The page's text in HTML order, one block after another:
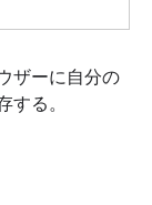
ザーに自分の
る。